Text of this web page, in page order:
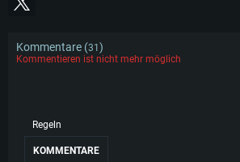
Kommentare (31 )
Kommentieren ist nicht mehr möglich
Regeln
KOMMENTARE